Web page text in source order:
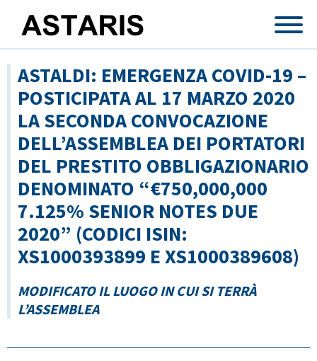
ASTALDI: EMERGENZA COVID-19 –
POSTICIPATA AL 17 MARZO 2020
LA SECONDA CONVOCAZIONE
DELL’ASSEMBLEA DEI PORTATORI
DEL PRESTITO OBBLIGAZIONARIO
DENOMINATO “€750,000,000
7.125% SENIOR NOTES DUE
2020” (CODICI ISIN:
XS1000393899 E XS1000389608)
MODIFICATO IL LUOGO IN CUI SI TERRÀ
L’ASSEMBLEA